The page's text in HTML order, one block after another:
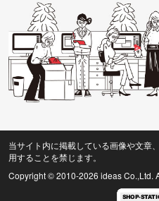
当サイト内に掲載している画像や文章
用することを禁じます。
Copyright © 2010-2026 ideas Co.,Ltd.